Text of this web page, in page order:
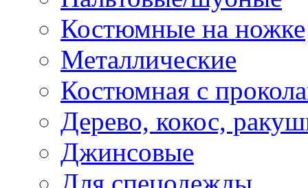
Костюмные на ножке
Металлические
Костюмная с
Дерево, кокос,
Джинсовые